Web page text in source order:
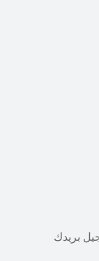
بريدك